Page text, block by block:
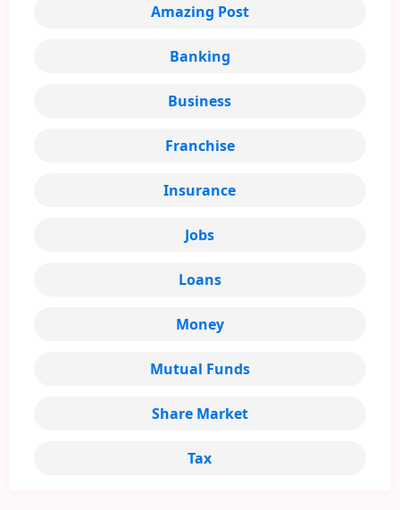
Amazing Post
Banking
Business
Franchise
Insurance
Jobs
Loans
Money
Mutual Funds
Share Market
Tax